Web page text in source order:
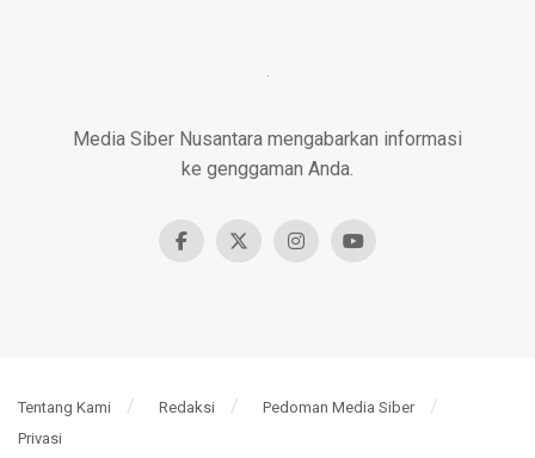
Media Siber Nusantara mengabarkan informasi
ke genggaman Anda.
Tentang Kami Redaksi
Pedoman Media Siber
Privasi